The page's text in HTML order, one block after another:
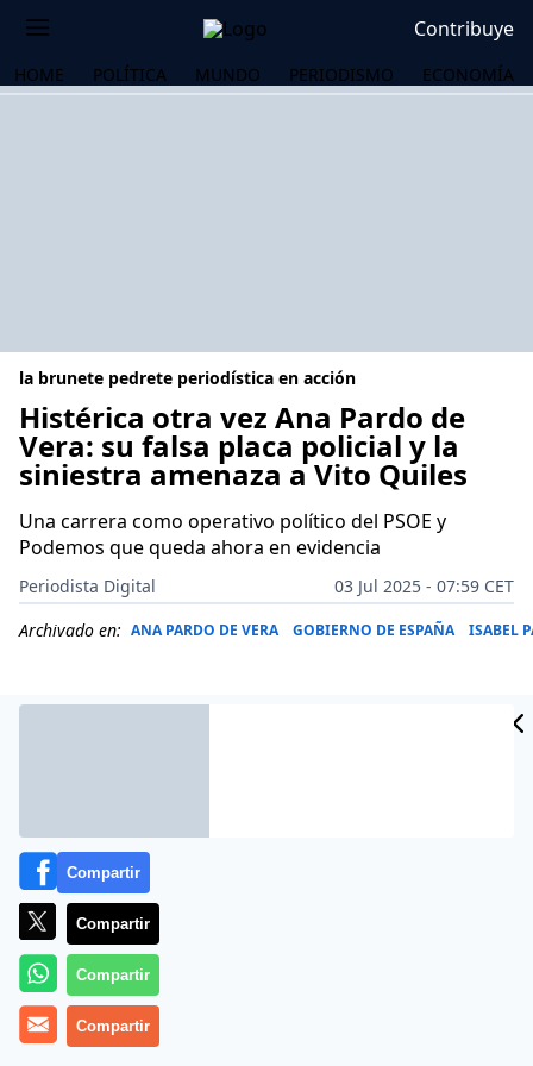
Contribuye
HOME POLÍTICA MUNDO PERIODISMO ECONOMÍA
la brunete pedrete periodística en acción
Histérica otra vez Ana Pardo de
Vera: su falsa placa policial y la
siniestra amenaza a Vito Quiles
Una carrera como operativo político del PSOE y
Podemos que queda ahora en evidencia
Periodista Digital
03 Jul 2025 - 07:59 CET
Archivado en: ANA PARDO DE VERA GOBIERNO DE ESPAÑA ISABEL
Más información
Compartir
Compartir
Compartir
Compartir